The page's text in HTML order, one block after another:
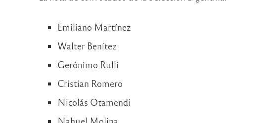
Emiliano Martínez
Walter Benítez
Gerónimo Rulli
Cristian Romero
Nicolás Otamendi
Nahuel Molina